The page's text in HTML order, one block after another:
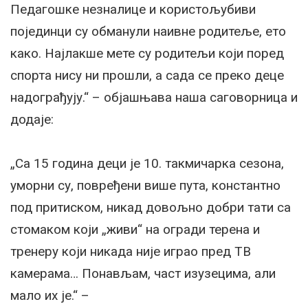
Педагошке незналице и користољубиви
појединци су обманули наивне родитеље, ето
како. Најлакше мете су родитељи који поред
спорта нису ни прошли, а сада се преко деце
надограђују.“ – објашњава наша саговорница и
додаје:
„Са 15 година деци је 10. такмичарка сезона,
уморни су, повређени више пута, константно
под притиском, никад довољно добри тати са
стомаком који „живи“ на огради терена и
тренеру који никада није играо пред ТВ
камерама… Понављам, част изузецима, али
мало их је.“ –